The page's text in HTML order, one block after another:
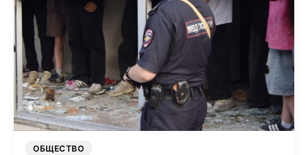
ОБЩЕСТВО